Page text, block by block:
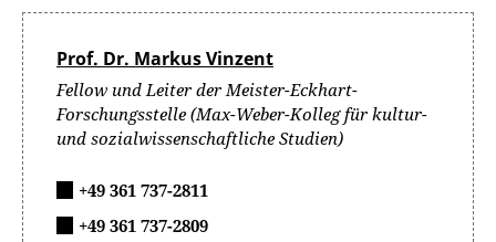
Prof. Dr. Markus Vinzent
Fellow und Leiter der Meister-Eckhart-
Forschungsstelle (Max-Weber-Kolleg für kultur-
und sozialwissenschaftliche Studien)
+49 361 737-2811
+49 361 737-2809